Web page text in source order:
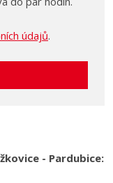
údajů.
- Pardubice: